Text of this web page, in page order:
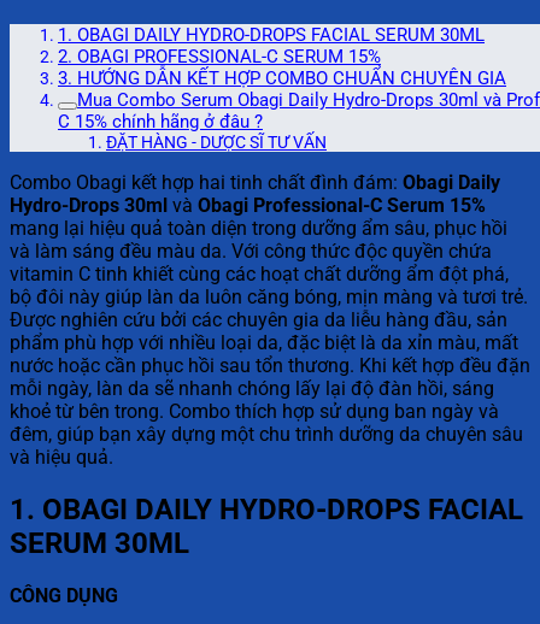
1. OBAGI DAILY HYDRO-DROPS FACIAL SERUM 30ML
2. OBAGI PROFESSIONAL-C SERUM 15%
3. HƯỚNG DẪN KẾT HỢP COMBO CHUẨN CHUYÊN GIA
Mua Combo Serum Obagi Daily Hydro-Drops 30ml và
C 15% chính hãng ở đâu ?
ĐẶT HÀNG - DƯỢC SĨ TƯ VẤN
Combo Obagi kết hợp hai tinh chất đình đám: Obagi Daily
Hydro-Drops 30ml và Obagi Professional-C Serum 15%
mang lại hiệu quả toàn diện trong dưỡng ẩm sâu, phục hồi
và làm sáng đều màu da. Với công thức độc quyền chứa
vitamin C tinh khiết cùng các hoạt chất dưỡng ẩm đột phá,
bộ đôi này giúp làn da luôn căng bóng, mịn màng và tươi trẻ.
Được nghiên cứu bởi các chuyên gia da liễu hàng đầu, sản
phẩm phù hợp với nhiều loại da, đặc biệt là da xỉn màu, mất
nước hoặc cần phục hồi sau tổn thương. Khi kết hợp đều đặn
mỗi ngày, làn da sẽ nhanh chóng lấy lại độ đàn hồi, sáng
khoẻ từ bên trong. Combo thích hợp sử dụng ban ngày và
đêm, giúp bạn xây dựng một chu trình dưỡng da chuyên sâu
và hiệu quả.
1. OBAGI DAILY HYDRO-DROPS FACIAL
SERUM 30ML
CÔNG DỤNG